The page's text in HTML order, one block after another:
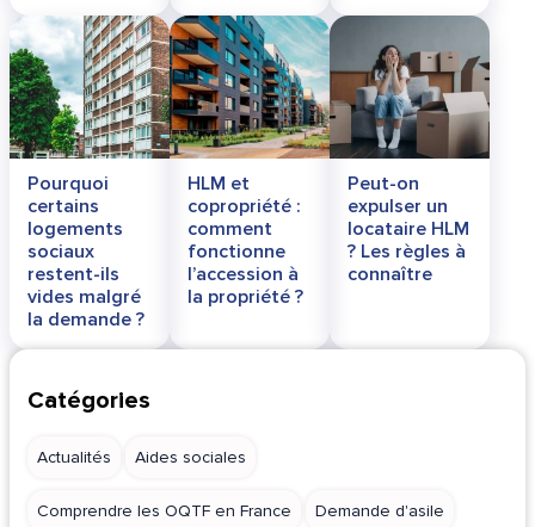
Pourquoi
certains
logements
sociaux
restent-ils
vides malgré
la demande ?
HLM et
copropriété :
comment
fonctionne
l’accession à
la propriété ?
Peut-on
expulser un
locataire HLM
? Les règles à
connaître
Catégories
Actualités Aides sociales
Comprendre les OQTF en France Demande d'asile